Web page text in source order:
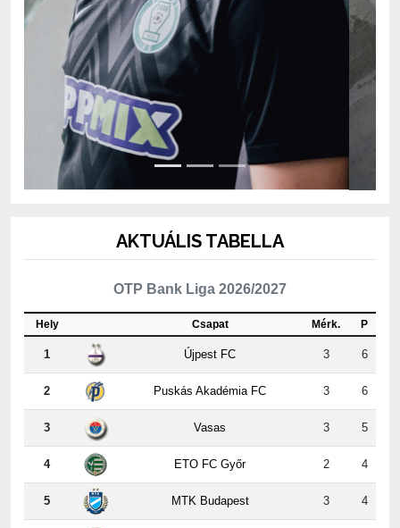
OTP Bank Liga 2026/2027
Csapat
1 Újpest FC 3 6
2 Puskás Akadémia FC 3 6
3 Vasas 3 5
4 ETO FC Győr 2 4
5 MTK Budapest 3 4
6 Kisvárda Master Good 3 4